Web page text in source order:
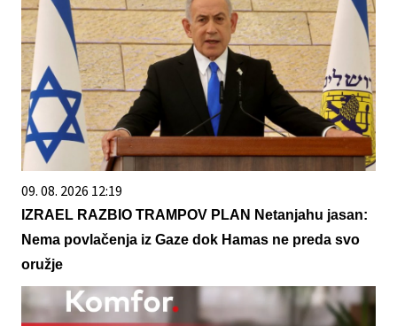
09. 08. 2026 12:19
IZRAEL RAZBIO TRAMPOV PLAN Netanjahu jasan:
Nema povlačenja iz Gaze dok Hamas ne preda svo
oružje